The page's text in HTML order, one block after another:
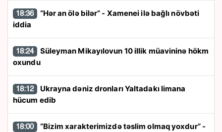
18:36
iddia
18:24
oxundu
18:12
hücum edib
18:00